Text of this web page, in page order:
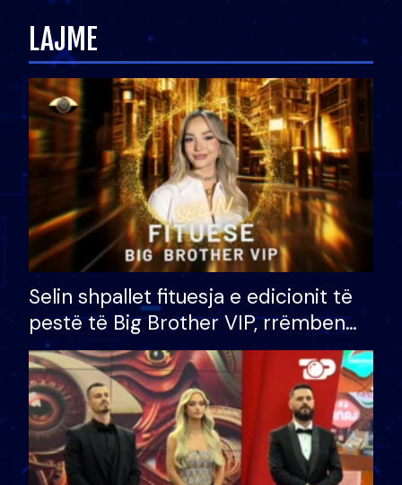
LAJME
Selin shpallet fituesja e edicionit të
pestë të Big Brother VIP, rrëmben
çmimin e madh prej 100 mijë eurosh